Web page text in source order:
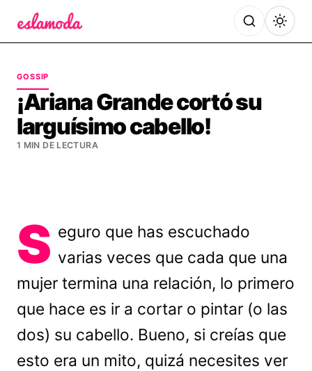
GOSSIP
¡Ariana Grande cortó su
larguísimo cabello!
1 MIN DE LECTURA
S eguro que has escuchado
varias veces que cada que una
mujer termina una relación, lo primero
que hace es ir a cortar o pintar (o las
dos) su cabello. Bueno, si creías que
esto era un mito, quizá necesites ver